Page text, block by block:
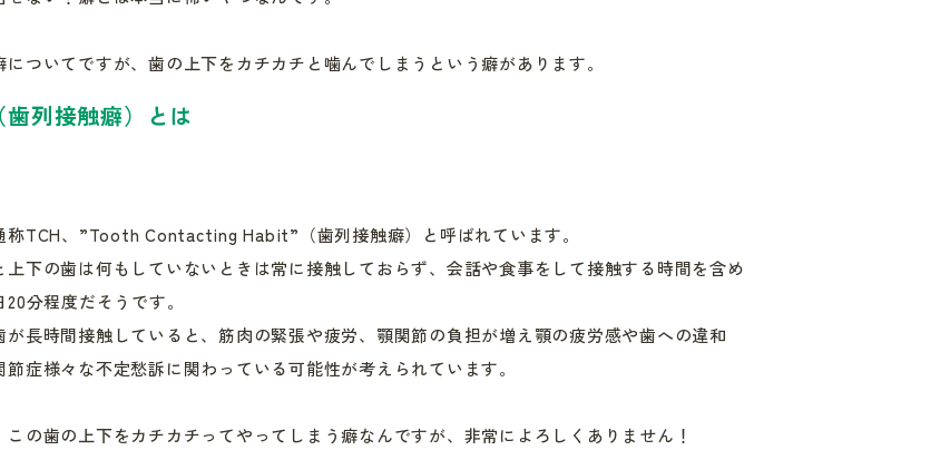
についてですが、歯の上下をカチカチと噛んでしまうという癖があります。
歯列接触癖）とは
称TCH、”Tooth Contacting Habit”（歯列接触癖）と呼ばれています。
上下の歯は何もしていないときは常に接触しておらず、会話や食事をして接触する時間を含め
分程度だそうです。
が長時間接触していると、筋肉の緊張や疲労、顎関節の負担が増え顎の疲労感や歯への違和
節症様々な不定愁訴に関わっている可能性が考えられています。
この歯の上下をカチカチってやってしまう癖なんですが、非常によろしくありません！